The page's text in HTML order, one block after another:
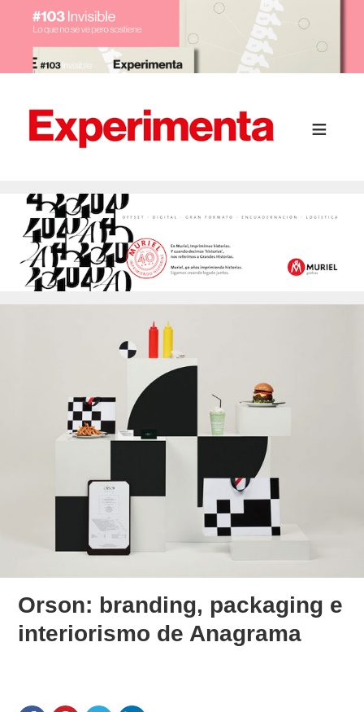
Orson: branding, packaging e
interiorismo de Anagrama